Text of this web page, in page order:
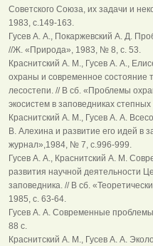
Советского Союза, их задачи и
1983, с.149-163.
Гусев А. А., Покаржевский А. Д.
//Ж. «Природа», 1983, № 8, с. 53.
Краснитский А. М., Гусев А. А.,
охраны и современное состояние
лесостепи. // В сб. «Проблемы
экосистем в заповедниках
Краснитский А. М., Гусев А. А.
В. Алехина и развитие его идей в
журнал»,1984, № 7, с.996-999.
Гусев А. А., Краснитский А. М.
развития научной деятельности
заповедника. // В сб.
1985, с. 63-64.
Гусев А. А. Современные
88 с.
Краснитский А. М., Гусев А. А.